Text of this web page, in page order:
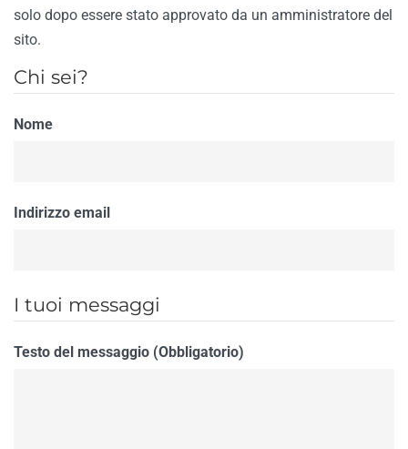
solo dopo essere stato approvato da un amministratore del
sito.
Chi sei?
Nome
Indirizzo email
I tuoi messaggi
Testo del messaggio (Obbligatorio)